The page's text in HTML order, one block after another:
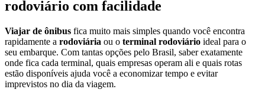
rodoviário com facilidade
Viajar de ônibus fica muito mais simples quando você encontra
rapidamente a rodoviária ou o terminal rodoviário ideal para o
seu embarque. Com tantas opções pelo Brasil, saber exatamente
onde fica cada terminal, quais empresas operam ali e quais rotas
estão disponíveis ajuda você a economizar tempo e evitar
imprevistos no dia da viagem.